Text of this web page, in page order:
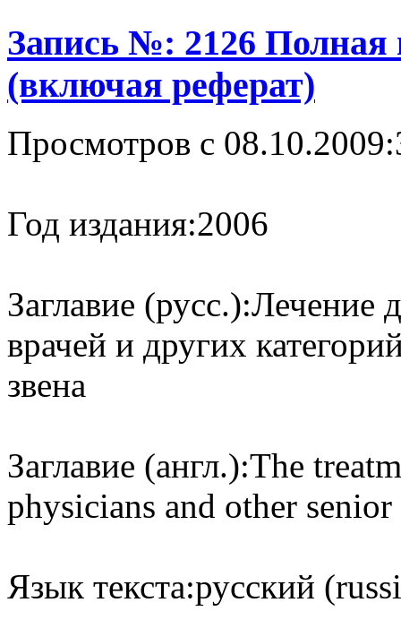
Запись №: 2126 Полная
(включая реферат)
Просмотров с 08.10.2009:
Год издания:2006
Заглавие (русс.):Лечение
врачей и других
звена
Заглавие (англ.):The
physicians and other
Язык текста:русский